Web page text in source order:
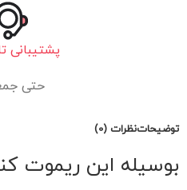
پشتیبانی تا ۱۲
حتی
توضیحاتنظرات (0)
بوسیله این ریموت